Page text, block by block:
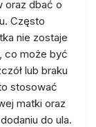
oraz dbać o
Często
nie zostaje
co może być
lub braku
stosować
matki oraz
do ula.